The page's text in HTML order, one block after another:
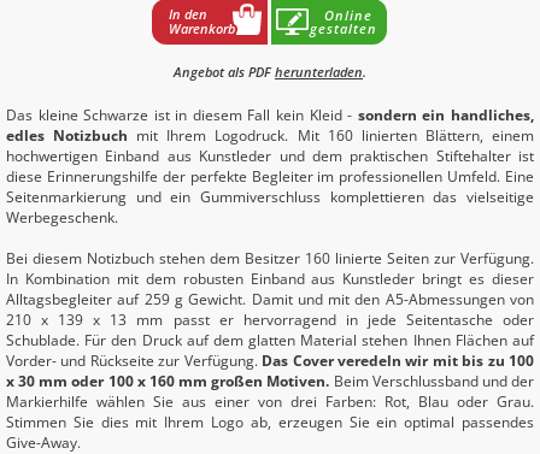
In den
Warenkorb
Online
gestalten
Angebot als PDF herunterladen.
Das kleine Schwarze ist in diesem Fall kein Kleid - sondern ein handliches,
edles Notizbuch mit Ihrem Logodruck. Mit 160 linierten Blättern, einem
hochwertigen Einband aus Kunstleder und dem praktischen Stiftehalter ist
diese Erinnerungshilfe der perfekte Begleiter im professionellen Umfeld. Eine
Seitenmarkierung und ein Gummiverschluss komplettieren das vielseitige
Werbegeschenk.
Bei diesem Notizbuch stehen dem Besitzer 160 linierte Seiten zur Verfügung.
In Kombination mit dem robusten Einband aus Kunstleder bringt es dieser
Alltagsbegleiter auf 259 g Gewicht. Damit und mit den A5-Abmessungen von
210 x 139 x 13 mm passt er hervorragend in jede Seitentasche oder
Schublade. Für den Druck auf dem glatten Material stehen Ihnen Flächen auf
Vorder- und Rückseite zur Verfügung. Das Cover veredeln wir mit bis zu 100
x 30 mm oder 100 x 160 mm großen Motiven. Beim Verschlussband und der
Markierhilfe wählen Sie aus einer von drei Farben: Rot, Blau oder Grau.
Stimmen Sie dies mit Ihrem Logo ab, erzeugen Sie ein optimal passendes
Give-Away.